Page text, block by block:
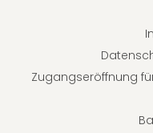
Zugangseröffnung